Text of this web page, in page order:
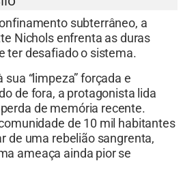
subterrâneo, a
Nichols enfrenta as duras
ter desafiado o sistema.
“limpeza” forçada e
de fora, a protagonista lida
de memória recente.
de 10 mil habitantes
de uma rebelião sangrenta,
ameaça ainda pior se